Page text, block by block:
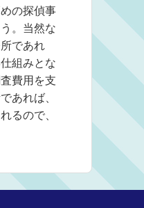
の探偵事
。当然な
であれ
組みとな
費用を支
あれば、
るので、